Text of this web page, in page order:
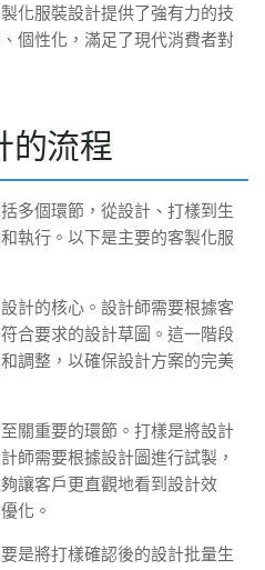
化服裝設計提供了強有力的技
個性化，滿足了現代消費者對
的流程
多個環節，從設計、打樣到生
執行。以下是主要的客製化服
計的核心。設計師需要根據客
合要求的設計草圖。這一階段
調整，以確保設計方案的完美
關重要的環節。打樣是將設計
師需要根據設計圖進行試製，
讓客戶更直觀地看到設計效
化。
是將打樣確認後的設計批量生